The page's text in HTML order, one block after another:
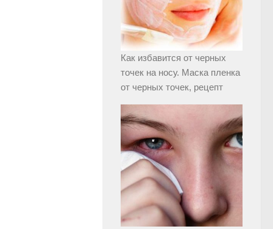
Как избавится от черных
точек на носу. Маска пленка
от черных точек, рецепт